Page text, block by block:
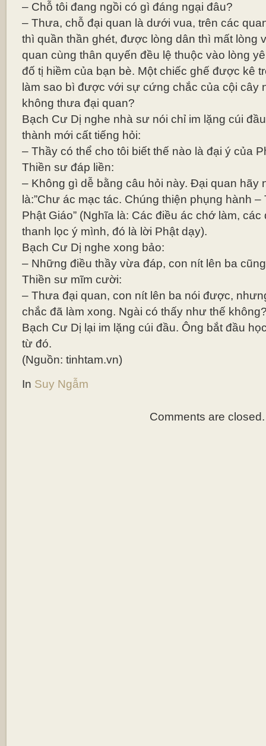
– Chỗ tôi đang ngồi có gì đáng ngại đâu?
– Thưa, chỗ đại quan là dưới vua, trên các
thì quần thần ghét, được lòng dân thì mất lòng
quan cùng thân quyến đều lệ thuộc vào lòng
đố tị hiềm của bạn bè. Một chiếc ghế được kê
làm sao bì được với sự cứng chắc của cội cây
không thưa đại quan?
Bạch Cư Dị nghe nhà sư nói chỉ im lặng cúi
thành mới cất tiếng hỏi:
– Thầy có thể cho tôi biết thế nào là đại ý của
Thiền sư đáp liền:
– Không gì dễ bằng câu hỏi này. Đại quan hãy
là:”Chư ác mạc tác. Chúng thiện phụng hành
Phật Giáo” (Nghĩa là: Các điều ác chớ làm,
thanh lọc ý mình, đó là lời Phật dạy).
Bạch Cư Dị nghe xong bảo:
– Những điều thầy vừa đáp, con nít lên ba
Thiền sư mĩm cười:
– Thưa đại quan, con nít lên ba nói được,
chắc đã làm xong. Ngài có thấy như thế
Bạch Cư Dị lại im lặng cúi đầu. Ông bắt đầu
từ đó.
(Nguồn: tinhtam.vn)
In Suy Ngẫm
Comments are closed.